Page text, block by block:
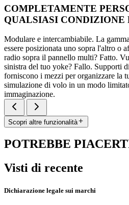
COMPLETAMENTE
QUALSIASI CONDIZIONE
Modulare e intercambiabile. La
essere posizionata uno sopra l'altro o
radio sopra il pannello multi? Fatto.
sinistra del tuo yoke? Fallo. Supporti
forniscono i mezzi per organizzare la
simulazione di volo in un modo
immaginazione.
Scopri altre funzionalità
POTREBBE
Visti di recente
Dichiarazione legale sui marchi